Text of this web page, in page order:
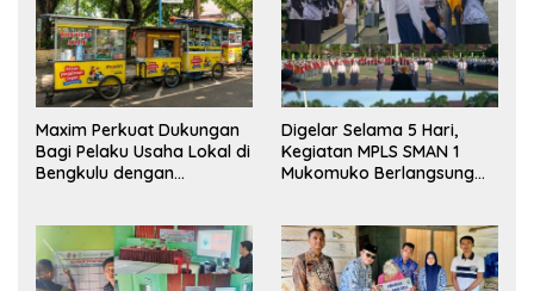
Maxim Perkuat Dukungan
Bagi Pelaku Usaha Lokal di
Bengkulu dengan
Pasar
Digelar Selama 5 Hari,
Kegiatan MPLS SMAN 1
Mukomuko Berlangsung